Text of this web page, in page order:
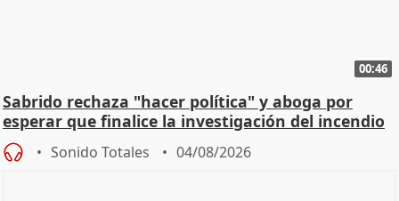
00:46
Sabrido rechaza "hacer política" y aboga por
esperar que finalice la investigación del incendio
Sonido Totales 04/08/2026